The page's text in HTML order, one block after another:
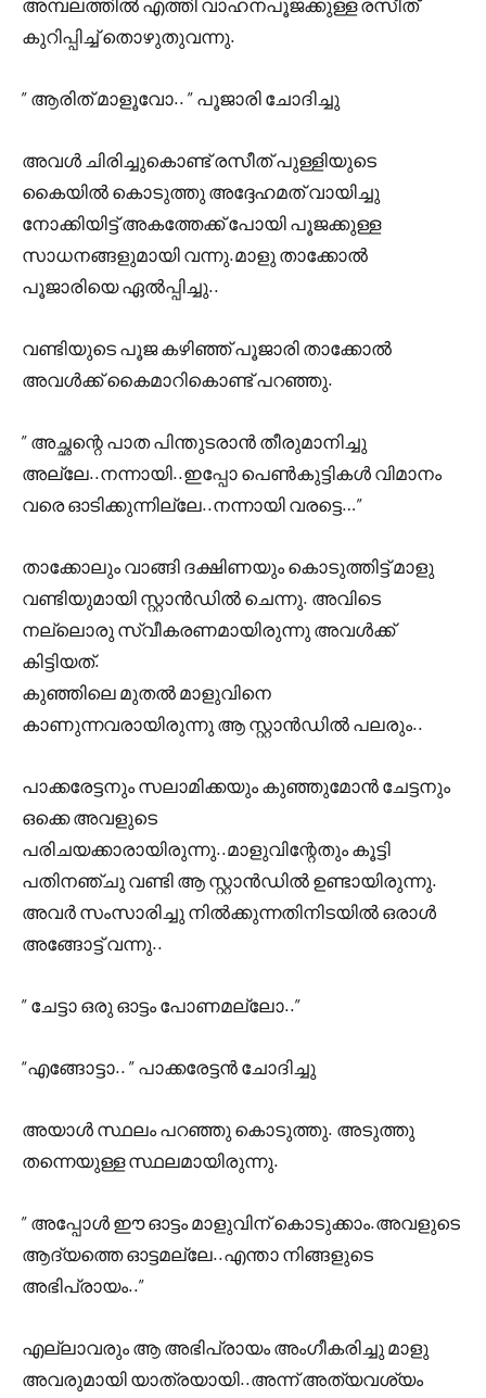
അമ്പലത്തിൽ എത്തി വാഹനപൂജക്കുള്ള രസീത്
കുറിപ്പിച്ച് തൊഴുതുവന്നു.
” ആരിത് മാളൂവോ.. ” പൂജാരി ചോദിച്ചു
അവൾ ചിരിച്ചുകൊണ്ട് രസീത് പുള്ളിയുടെ
കൈയിൽ കൊടുത്തു അദ്ദേഹമത് വായിച്ചു
നോക്കിയിട്ട് അകത്തേക്ക് പോയി പൂജക്കുള്ള
സാധനങ്ങളുമായി വന്നു.മാളു താക്കോൽ
പൂജാരിയെ ഏൽപ്പിച്ചു..
വണ്ടിയുടെ പൂജ കഴിഞ്ഞ് പൂജാരി താക്കോൽ
അവൾക്ക് കൈമാറികൊണ്ട് പറഞ്ഞു.
” അച്ഛന്റെ പാത പിന്തുടരാൻ തീരുമാനിച്ചു
അല്ലേ..നന്നായി..ഇപ്പോ പെൺകുട്ടികൾ വിമാനം
വരെ ഓടിക്കുന്നില്ലേ..നന്നായി വരട്ടെ…”
താക്കോലും വാങ്ങി ദക്ഷിണയും കൊടുത്തിട്ട് മാളു
വണ്ടിയുമായി സ്റ്റാൻഡിൽ ചെന്നു. അവിടെ
നല്ലൊരു സ്വീകരണമായിരുന്നു അവൾക്ക്
കിട്ടിയത്.
കുഞ്ഞിലെ മുതൽ മാളുവിനെ
കാണുന്നവരായിരുന്നു ആ സ്റ്റാൻഡിൽ പലരും..
പാക്കരേട്ടനും സലാമിക്കയും കുഞ്ഞുമോൻ ചേട്ടനും
ഒക്കെ അവളുടെ
പരിചയക്കാരായിരുന്നു..മാളുവിന്റേതും കൂട്ടി
പതിനഞ്ചു വണ്ടി ആ സ്റ്റാൻഡിൽ ഉണ്ടായിരുന്നു.
അവർ സംസാരിച്ചു നിൽക്കുന്നതിനിടയിൽ ഒരാൾ
അങ്ങോട്ട് വന്നു..
” ചേട്ടാ ഒരു ഓട്ടം പോണമല്ലോ..”
“എങ്ങോട്ടാ.. ” പാക്കരേട്ടൻ ചോദിച്ചു
അയാൾ സ്ഥലം പറഞ്ഞു കൊടുത്തു. അടുത്തു
തന്നെയുള്ള സ്ഥലമായിരുന്നു.
” അപ്പോൾ ഈ ഓട്ടം മാളുവിന്‌ കൊടുക്കാം.അവളുടെ
ആദ്യത്തെ ഓട്ടമല്ലേ..എന്താ നിങ്ങളുടെ
അഭിപ്രായം..”
എല്ലാവരും ആ അഭിപ്രായം അംഗീകരിച്ചു മാളു
അവരുമായി യാത്രയായി..അന്ന് അത്യവശ്യം